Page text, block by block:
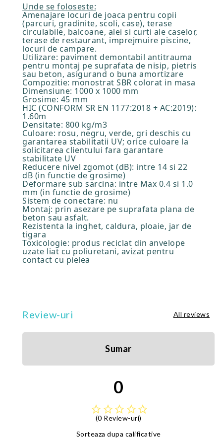
Unde se foloseste:
Amenajare locuri de joaca pentru copii
(parcuri, gradinite, scoli, case), terase
circulabile, balcoane, alei si curti ale caselor,
terase de restaurant, imprejmuire piscine,
locuri de campare.
Utilizare: paviment demontabil antitrauma
pentru montaj pe suprafata de nisip, pietris
sau beton, asigurand o buna amortizare
Compozitie: monostrat SBR colorat in masa
Dimensiune: 1000 x 1000 mm
Grosime: 45 mm
HIC (CONFORM SR EN 1177:2018 + AC:2019):
1.60m
Densitate: 800 kg/m3
Culoare: rosu, negru, verde, gri deschis cu
garantarea stabilitatii UV; orice culoare la
solicitarea clientului fara garantare
stabilitate UV
Reducere nivel zgomot (dB): intre 14 si 22
dB (in functie de grosime)
Deformare sub sarcina: intre Max 0.4 si 1.0
mm (in functie de grosime)
Sistem de conectare: nu
Montaj: prin asezare pe suprafata plana de
beton sau asfalt.
Rezistenta la inghet, caldura, ploaie, jar de
tigara
Toxicologie: produs reciclat din anvelope
uzate liat cu poliuretani, avizat pentru
contact cu pielea
Review-uri All reviews
Sumar
0
star_borderstar_borderstar_borderstar_borderstar_border
(0 Review-uri)
Sorteaza dupa calificative